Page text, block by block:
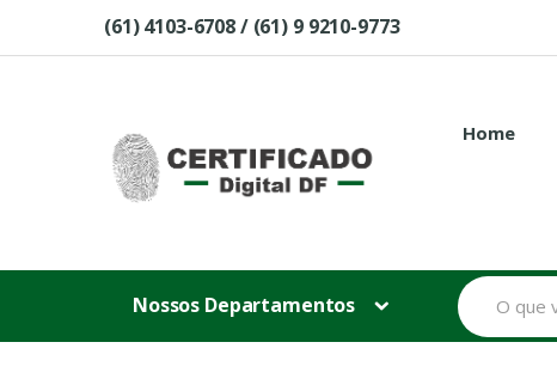
Skip to navigation
Skip to content(61) 4103-6708 / (61) 9 9210-9773
Home
Nossos Departamentos
B
u
s